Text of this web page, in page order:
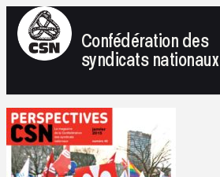
Confédération des
syndicats nationaux